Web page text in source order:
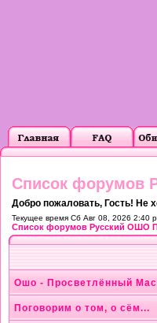
Список форумов
Добро пожаловать, Гость! Не
Текущее время Сб Авг 08, 2026 2:40
Список форумов Русский ОШО
Ошо - Просветлённый
Поговорим о том, о сём...